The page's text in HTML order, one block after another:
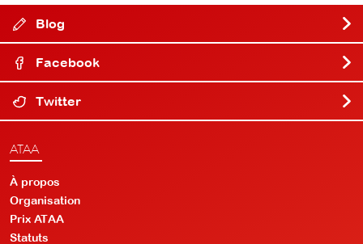
Blog
Facebook
Twitter
ATAA
À propos
Organisation
Prix ATAA
Statuts